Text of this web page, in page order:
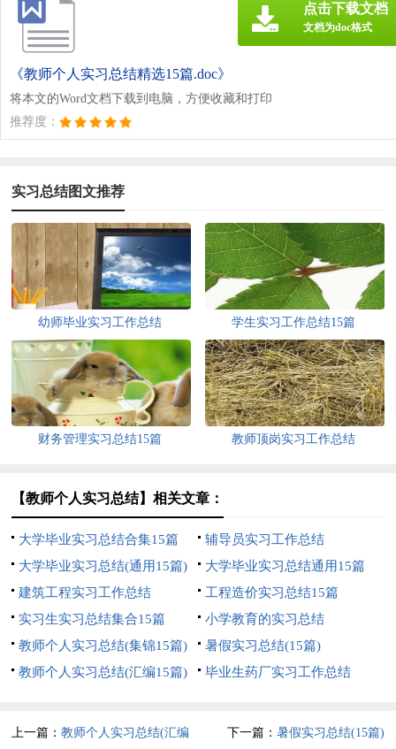
《教师个人实习总结精选15篇.doc》
将本文的Word文档下载到电脑，方便收藏和打印
推荐度：
点击下载文档
文档为doc格式
实习总结图文推荐
幼师毕业实习工作总结 学生实习工作总结15篇
财务管理实习总结15篇 教师顶岗实习工作总结
【教师个人实习总结】相关文章：
大学毕业实习总结合集15篇
辅导员实习工作总结
大学毕业实习总结(通用15篇)
大学毕业实习总结通用15篇
建筑工程实习工作总结
工程造价实习总结15篇
实习生实习总结集合15篇
小学教育的实习总结
教师个人实习总结(集锦15篇)
暑假实习总结(15篇)
教师个人实习总结(汇编15篇)
毕业生药厂实习工作总结
上一篇：教师个人实习总结(汇编 下一篇： 暑假实习总结(15篇)